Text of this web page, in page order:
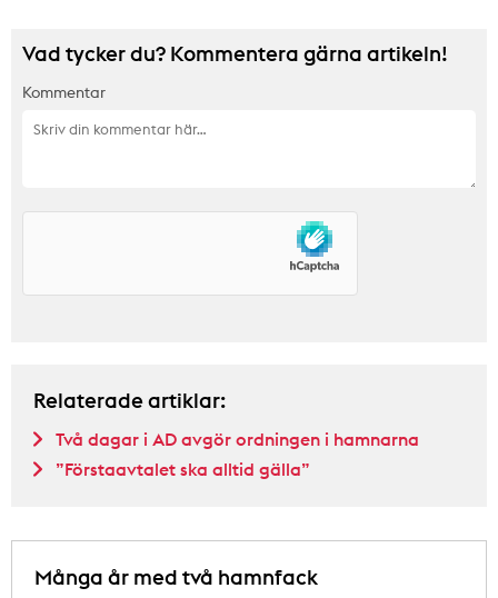
Vad tycker du? Kommentera gärna artikeln!
Kommentar
Relaterade artiklar:
Två dagar i AD avgör ordningen i hamnarna
”Förstaavtalet ska alltid gälla”
Många år med två hamnfack